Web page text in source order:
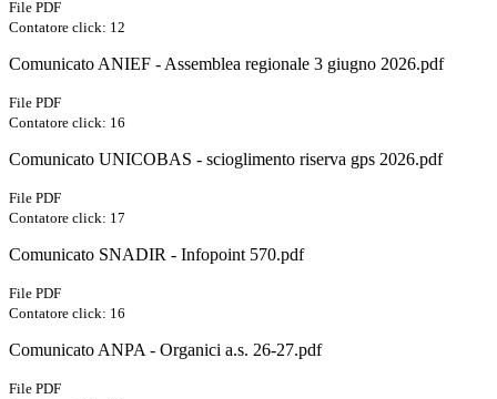
File PDF
Contatore click: 12
Comunicato ANIEF - Assemblea regionale 3 giugno 2026.pdf
File PDF
Contatore click: 16
Comunicato UNICOBAS - scioglimento riserva gps 2026.pdf
File PDF
Contatore click: 17
Comunicato SNADIR - Infopoint 570.pdf
File PDF
Contatore click: 16
Comunicato ANPA - Organici a.s. 26-27.pdf
File PDF